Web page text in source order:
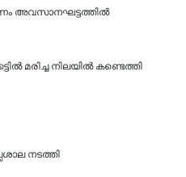
അവസാനഘട്ടത്തില്‍
മരിച്ച നിലയിൽ കണ്ടെത്തി
നടത്തി